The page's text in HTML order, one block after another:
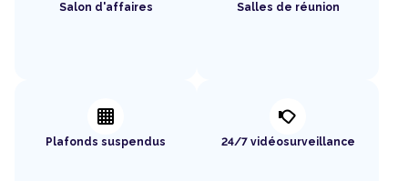
Salon d'affaires Salles de réunion
background_grid_small
Plafonds suspendus
nest_cam_outdoor
24/7 vidéosurveillance